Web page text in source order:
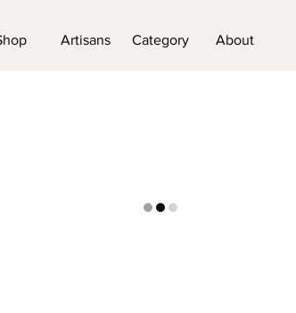
Artisans Category About